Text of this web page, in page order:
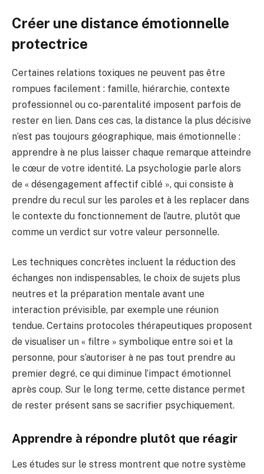
Créer une distance émotionnelle
protectrice
Certaines relations toxiques ne peuvent pas être
rompues facilement : famille, hiérarchie, contexte
professionnel ou co-parentalité imposent parfois de
rester en lien. Dans ces cas, la distance la plus décisive
n’est pas toujours géographique, mais émotionnelle :
apprendre à ne plus laisser chaque remarque atteindre
le cœur de votre identité. La psychologie parle alors
de « désengagement affectif ciblé », qui consiste à
prendre du recul sur les paroles et à les replacer dans
le contexte du fonctionnement de l’autre, plutôt que
comme un verdict sur votre valeur personnelle.
Les techniques concrètes incluent la réduction des
échanges non indispensables, le choix de sujets plus
neutres et la préparation mentale avant une
interaction prévisible, par exemple une réunion
tendue. Certains protocoles thérapeutiques proposent
de visualiser un « filtre » symbolique entre soi et la
personne, pour s’autoriser à ne pas tout prendre au
premier degré, ce qui diminue l’impact émotionnel
après coup. Sur le long terme, cette distance permet
de rester présent sans se sacrifier psychiquement.
Apprendre à répondre plutôt que réagir
Les études sur le stress montrent que notre système